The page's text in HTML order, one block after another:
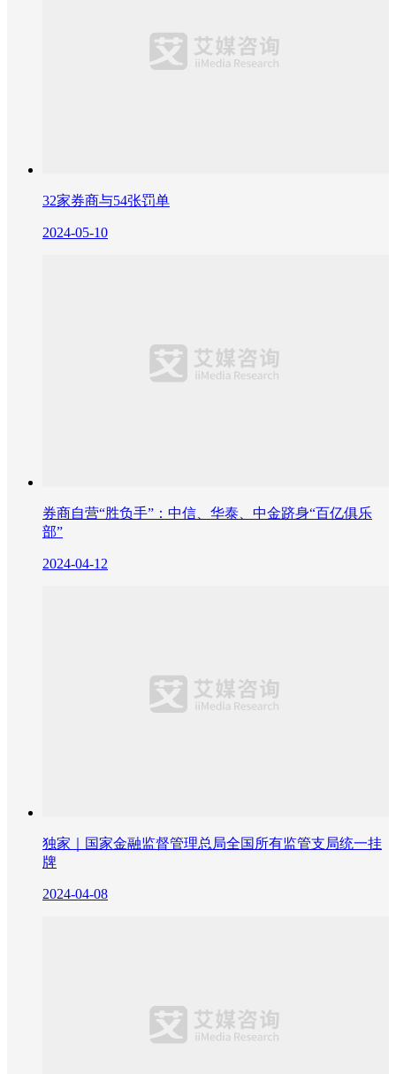
32家券商与54张罚单
2024-05-10
券商自营“胜负手”：中信、华泰、中金跻身“百亿俱乐
部”
2024-04-12
独家｜国家金融监督管理总局全国所有监管支局统一挂
牌
2024-04-08